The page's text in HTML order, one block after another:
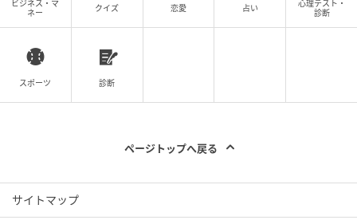
出典：リビングかごしまWeb
ビジネス・マ
ネー
クイズ 恋愛 占い
心理テスト・
診断
スポーツ 診断
ページトップへ戻る
サイトマップ